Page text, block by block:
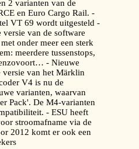
2 varianten van de
en Euro Cargo Rail. -
VT 69 wordt uitgesteld -
van de software
onder meer een sterk
meerdere tussenstops,
- Nieuwe
versie van het Märklin
V4 is nu de
varianten, waarvan
Pack'. De M4-varianten
- ESU heeft
stroomafname via de
2012 komt er ook een